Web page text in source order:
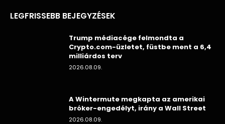
LEGFRISSEBB BEJEGYZÉSEK
Trump médiacége felmondta a
Crypto.com-üzletet, füstbe ment a 6,4
milliárdos terv
2026.08.09.
A Wintermute megkapta az amerikai
bróker-engedélyt, irány a Wall Street
2026.08.09.